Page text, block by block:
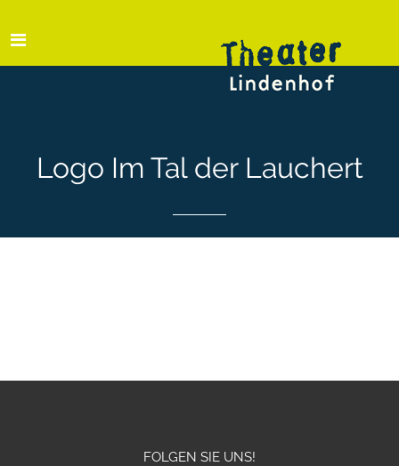
Logo Im Tal der Lauchert
FOLGEN SIE UNS!